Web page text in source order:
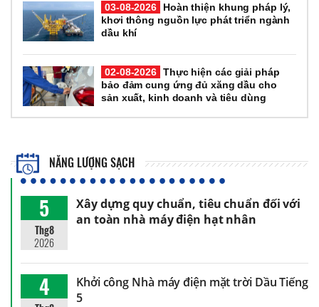
03-08-2026
Hoàn thiện khung pháp lý,
khơi thông nguồn lực phát triển ngành
dầu khí
02-08-2026 Thực hiện các giải pháp
bảo đảm cung ứng đủ xăng dầu cho
sản xuất, kinh doanh và tiêu dùng
NĂNG LƯỢNG SẠCH
5
Thg8
2026
Xây dựng quy chuẩn, tiêu chuẩn đối với
an toàn nhà máy điện hạt nhân
4
Khởi công Nhà máy điện mặt trời Dầu Tiếng
5